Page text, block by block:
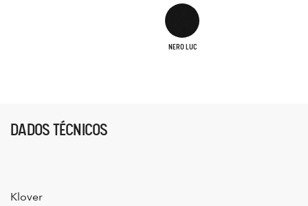
NERO LUC
DADOS TÉCNICOS
Klover